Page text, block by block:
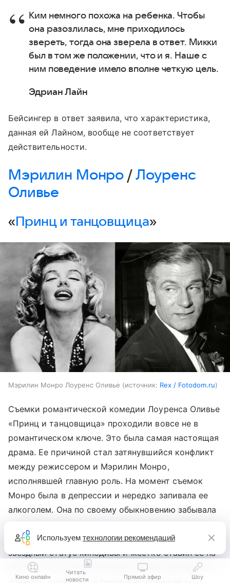
Ким немного похожа на ребенка. Чтобы
она разозлилась, мне приходилось
звереть, тогда она зверела в ответ. Микки
был в том же положении, что и я. Наше с
ним поведение имело вполне четкую цель.
Эдриан Лайн
Бейсингер в ответ заявила, что характеристика,
данная ей Лайном, вообще не соответствует
действительности.
Мэрилин Монро/ Лоуренс
Оливье
«Принц и танцовщица»
Мэрилин Монро Лоуренс Оливье источник: Rex / Fotodom.ru
Съемки романтической комедии Лоуренса Оливье
«Принц и танцовщица» проходили вовсе не в
романтическом ключе. Это была самая настоящая
драма. Ее причиной стал затянувшийся конфликт
между режиссером и Мэрилин Монро,
исполнявшей главную роль. На момент съемок
Монро была в депрессии и нередко запивала ее
алкоголем. Она по своему обыкновению забывала
истерики. Лоуренс Оливье отказался признавать
звездный статус кинодивы и жестко ставил ее на
место, в том числе используя грубые реплики. К
Кино онлайн
Читать
новости
Прямой эфир Шоу
Используем технологии рекомендаций